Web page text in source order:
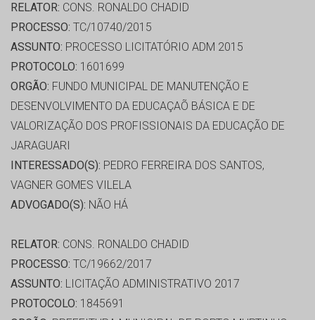
RELATOR: CONS. RONALDO CHADID
PROCESSO: TC/10740/2015
ASSUNTO: PROCESSO LICITATÓRIO ADM 2015
PROTOCOLO: 1601699
ORGÃO: FUNDO MUNICIPAL DE MANUTENÇÃO E
DESENVOLVIMENTO DA EDUCAÇAÕ BÁSICA E DE
VALORIZAÇÃO DOS PROFISSIONAIS DA EDUCAÇÃO DE
JARAGUARI
INTERESSADO(S): PEDRO FERREIRA DOS SANTOS,
VAGNER GOMES VILELA
ADVOGADO(S): NÃO HÁ
RELATOR: CONS. RONALDO CHADID
PROCESSO: TC/19662/2017
ASSUNTO: LICITAÇÃO ADMINISTRATIVO 2017
PROTOCOLO: 1845691